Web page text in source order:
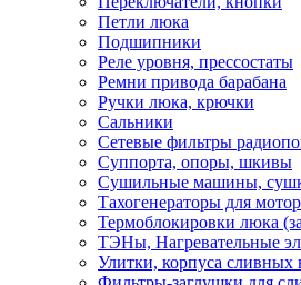
Петли люка
Подшипники
Реле уровня, прессостаты
Ремни привода барабана
Ручки люка, крючки
Сальники
Сетевые фильтры
Суппорта, опоры, шкивы
Сушильные машины,
Тахогенераторы для
Термоблокировки люка
ТЭНы, Нагревательные
Улитки, корпуса сливных